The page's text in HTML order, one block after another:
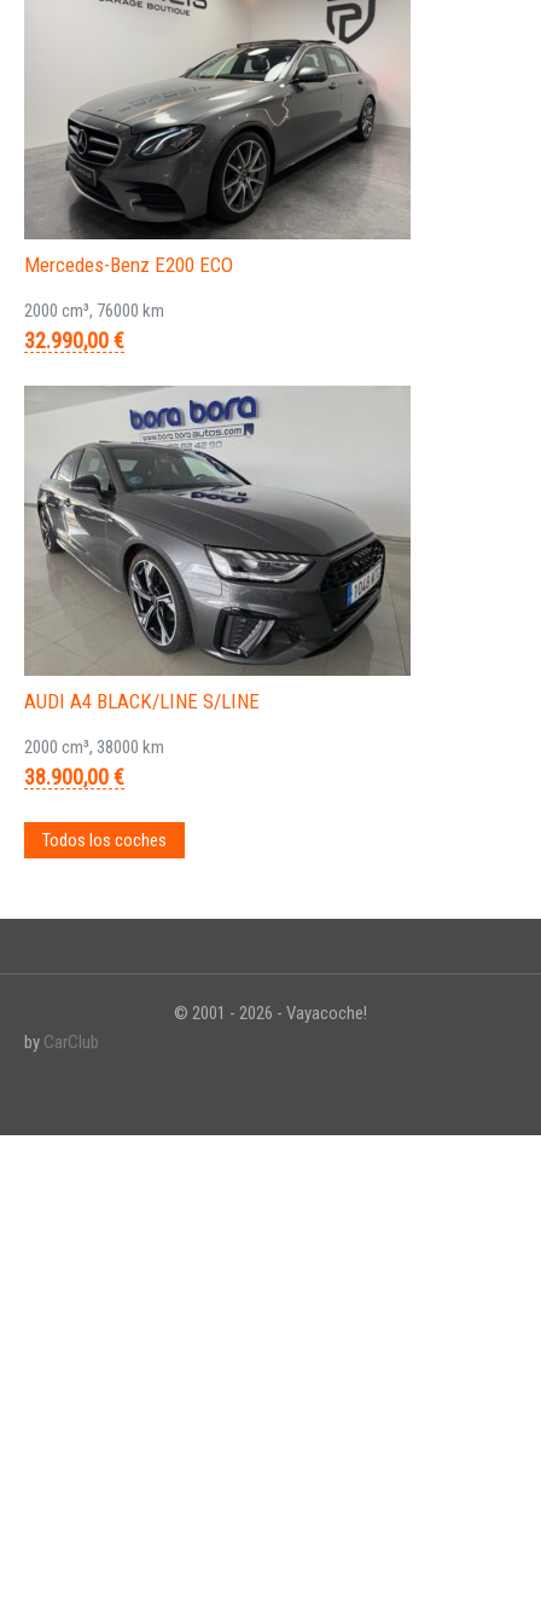
Mercedes-Benz E200 ECO
2000 cm³, 76000 km
32.990,00 €
AUDI A4 BLACK/LINE S/LINE
2000 cm³, 38000 km
38.900,00 €
Todos los coches
© 2001 - 2026 - Vayacoche!
by CarClub